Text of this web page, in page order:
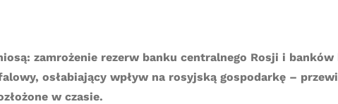
zamrożenie rezerw banku centralnego Rosji i
osłabiający wpływ na rosyjską gospodarkę –
w czasie.